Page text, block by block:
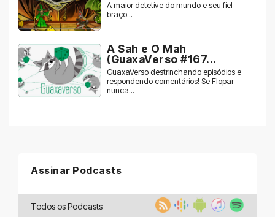
A maior detetive do mundo e seu fiel
braço...
A Sah e O Mah
(GuaxaVerso #167...
GuaxaVerso destrinchando episódios e
respondendo comentários! Se Flopar
nunca...
Assinar Podcasts
Todos os Podcasts